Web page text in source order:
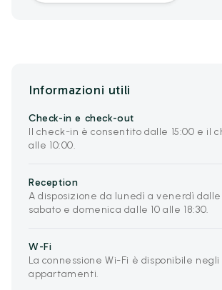
Informazioni utili
Check-in e check-out
Il check-in è consentito dalle 15:00 e il
alle 10:00.
Reception
A disposizione da lunedì a venerdì dalle
sabato e domenica dalle 10 alle 18:30.
W-Fi
La connessione Wi-Fi è disponibile negli
appartamenti.